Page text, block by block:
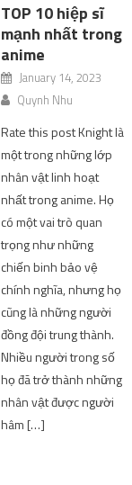
TOP 10 hiệp sĩ
mạnh nhất trong
anime
January 14, 2023
Quynh Nhu
Rate this post Knight là
một trong những lớp
nhân vật linh hoạt
nhất trong anime. Họ
có một vai trò quan
trọng như những
chiến binh bảo vệ
chính nghĩa, nhưng họ
cũng là những người
đồng đội trung thành.
Nhiều người trong số
họ đã trở thành những
nhân vật được người
hâm […]